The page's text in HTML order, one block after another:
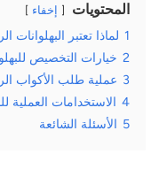
المحتويات إخفاء
1 لماذا تعتبر البهلوانات
2 خيارات التخصيص
3 عملية طلب الأكواب
4 الاستخدامات العملية
5 الأسئلة الشائعة